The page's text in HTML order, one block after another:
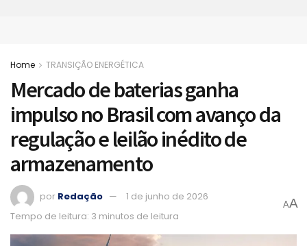
Home TRANSIÇÃO ENERGÉTICA
Mercado de baterias ganha
impulso no Brasil com avanço da
regulação e leilão inédito de
armazenamento
por Redação
1 de junho de 2026
Tempo de leitura: 3 minutos de leitura
AA